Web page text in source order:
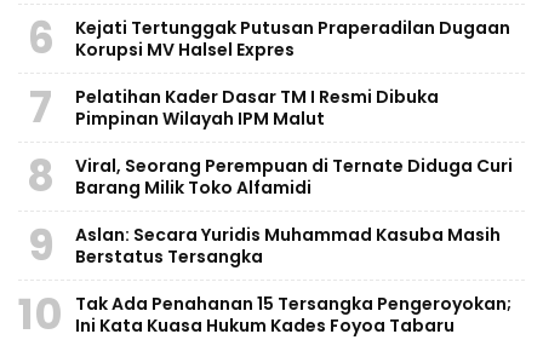
6
Kejati Tertunggak Putusan Praperadilan Dugaan
Korupsi MV Halsel Expres
7
Pelatihan Kader Dasar TM I Resmi Dibuka
Pimpinan Wilayah IPM Malut
8
Viral, Seorang Perempuan di Ternate Diduga Curi
Barang Milik Toko Alfamidi
9
Aslan: Secara Yuridis Muhammad Kasuba Masih
Berstatus Tersangka
10
Tak Ada Penahanan 15 Tersangka Pengeroyokan;
Ini Kata Kuasa Hukum Kades Foyoa Tabaru